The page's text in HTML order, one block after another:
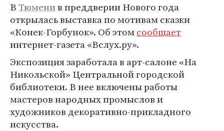
ВТюменив преддверии Нового года
открылась выставка по мотивам сказки
«Конек-Горбунок». Об этомсообщает
интернет-газета «Вслух.ру».
Экспозиция заработала в арт-салоне «На
Никольской» Центральной городской
библиотеки. В нее включены работы
мастеров народных промыслов и
художников декоративно-прикладного
искусства.